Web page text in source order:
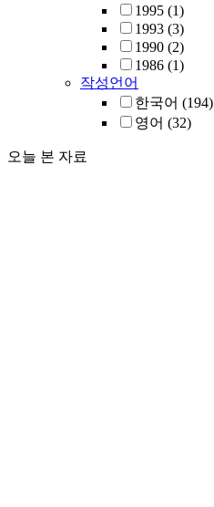
1995 (1)
1993 (3)
1990 (2)
1986 (1)
작성언어
한국어 (194)
영어 (32)
오늘 본 자료